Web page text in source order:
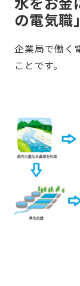
の電気職
企業局で働く
ことです。